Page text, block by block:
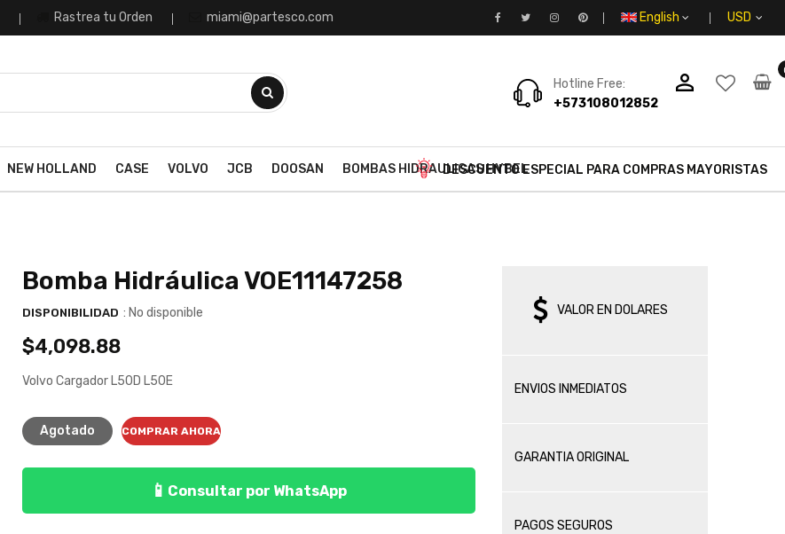
Rastrea tu Orden miami@partesco.com English
person_outline
Hotline Free:
+573108012852
NEW HOLLAND CASE VOLVO JCB DOOSAN BOMBAS HIDRAULICAS HYBELDESCUENTO ESPECIAL PARA COMPRAS MAYORISTAS
Bomba Hidráulica VOE11147258
DISPONIBILIDAD : No disponible
$4,098.88
Volvo Cargador L50D L50E
Agotado COMPRAR AHORA
📱 Consultar por WhatsApp
VALOR EN DOLARES
ENVIOS INMEDIATOS
GARANTIA ORIGINAL
PAGOS SEGUROS